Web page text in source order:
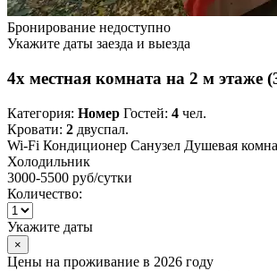
Бронирование недоступно
Укажите даты заезда и выезда
4х местная комната на 2 м этаже
Категория: Номер Гостей: 4 чел.
Кровати: 2 двуспал.
Wi-Fi Кондиционер Санузел Душевая
Холодильник
3000-5500 руб/сутки
Количество:
Укажите даты
×
Цены на проживание в 2026 году